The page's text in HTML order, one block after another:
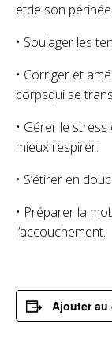
etde son périnée.
• Soulager les
• Corriger et
corpsqui se
• Gérer le stress
mieux respirer.
• S’étirer en
• Préparer la
l’accouchement.
Ajouter au